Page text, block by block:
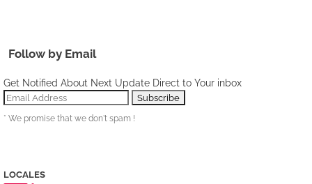
Follow by Email
Get Notified About Next Update Direct to Your inbox
* We promise that we don't spam !
LOCALES